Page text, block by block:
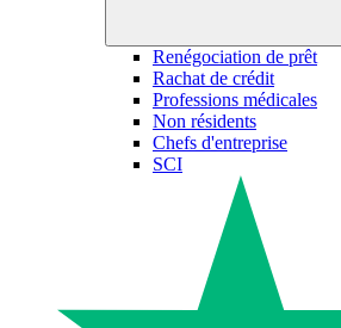
Renégociation de prêt
Rachat de crédit
Professions médicales
Non résidents
Chefs d'entreprise
SCI